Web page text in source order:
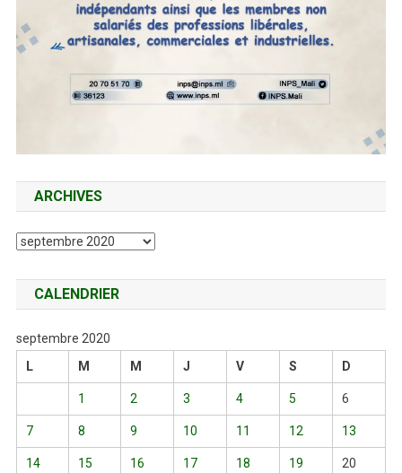
ARCHIVES
Archives
CALENDRIER
septembre 2020
L
M M J V S D
1 2 3 4 5 6
7 8 9 10 11 12 13
14 15 16 17 18 19 20